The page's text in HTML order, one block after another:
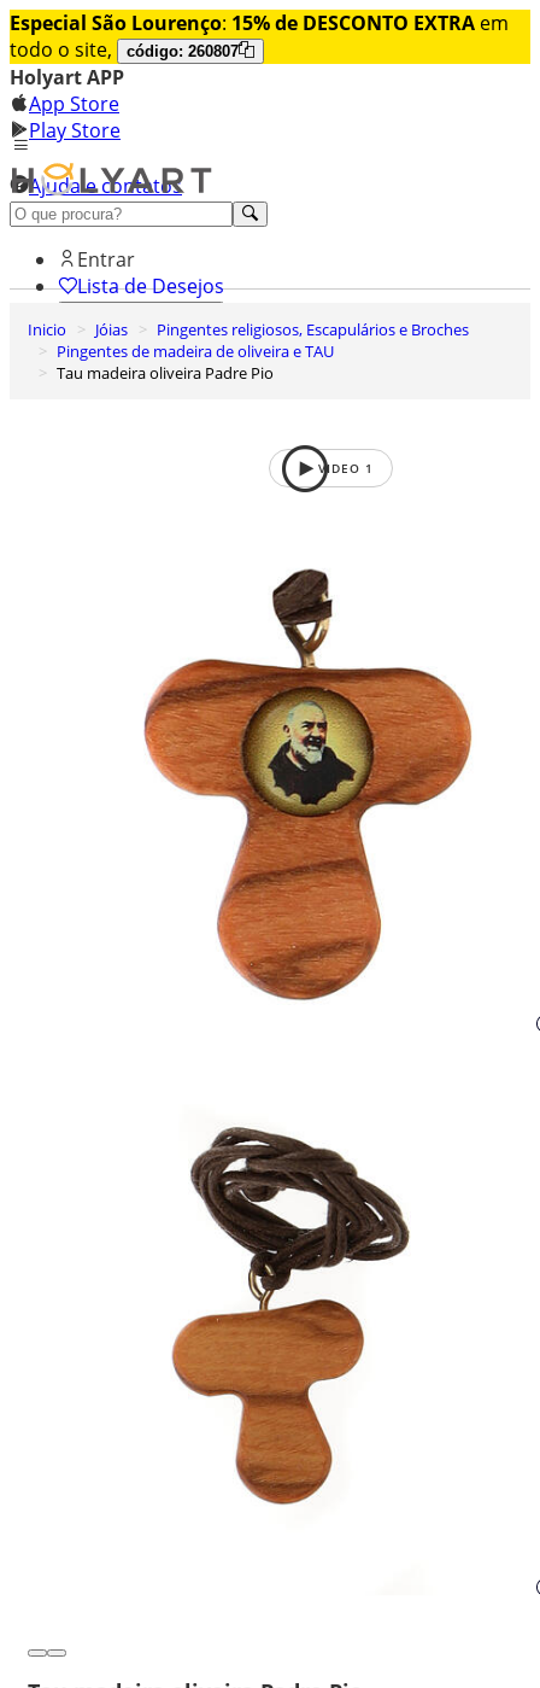
Especial São Lourenço: 15% de DESCONTO EXTRA em
todo o site,
código: 260807
Holyart APP
App Store
Play Store
Ajuda e contatos
Conheça premium
Entrar
Lista de Desejos
0
Carrinho de Compras
Inicio Jóias
Pingentes religiosos, Escapulários e Broches
Pingentes de madeira de oliveira e TAU
Tau madeira oliveira Padre Pio
VIDEO 1